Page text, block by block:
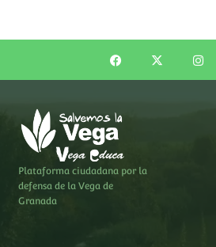
Plataforma ciudadana por la
defensa de la Vega de
Granada